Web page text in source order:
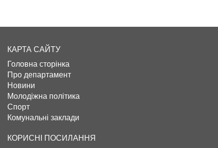
КАРТА САЙТУ
Головна сторінка
Про департамент
Новини
Молодіжна політика
Спорт
Комунальні заклади
КОРИСНІ ПОСИЛАННЯ